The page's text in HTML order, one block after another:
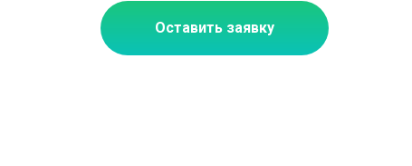
Оставить заявку